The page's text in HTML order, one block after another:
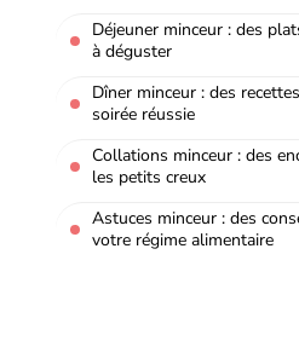
Déjeuner minceur : des
à déguster
Dîner minceur : des
soirée réussie
Collations minceur : des
les petits creux
Astuces minceur : des
votre régime alimentaire